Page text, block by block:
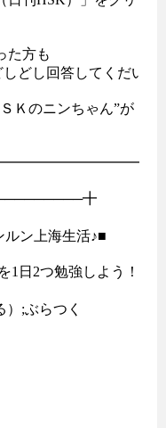
た方も
しどし回答してくだいさ
Ｋのニンちゃん”が
┃
上海生活♪■
1日2つ勉強しよう！」
）;ぶらつく